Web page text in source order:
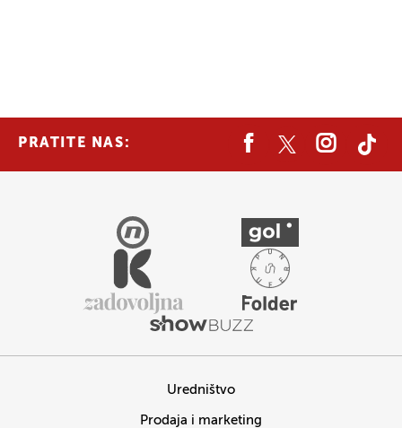
PRATITE NAS:
Uredništvo
Prodaja i marketing